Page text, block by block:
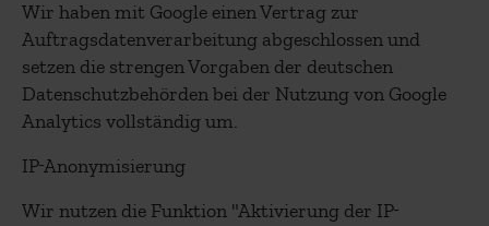
Wir haben mit Google einen Vertrag zur
Auftragsdatenverarbeitung abgeschlossen und
setzen die strengen Vorgaben der deutschen
Datenschutzbehörden bei der Nutzung von Google
Analytics vollständig um.
IP-Anonymisierung
Wir nutzen die Funktion "Aktivierung der IP-